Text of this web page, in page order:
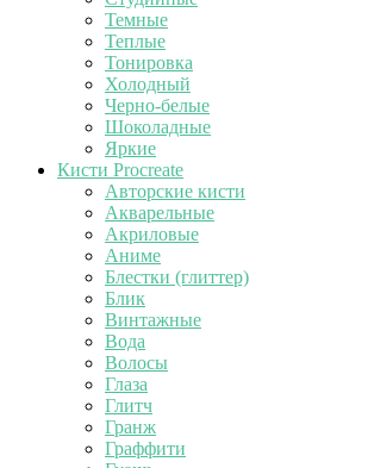
Темные
Теплые
Тонировка
Холодный
Черно-белые
Шоколадные
Яркие
Кисти Procreate
Авторские кисти
Акварельные
Акриловые
Аниме
Блестки (глиттер)
Блик
Винтажные
Вода
Волосы
Глаза
Глитч
Гранж
Граффити